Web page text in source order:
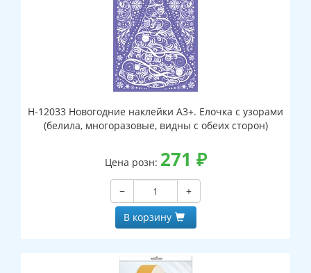
Н-12033 Новогодние наклейки А3+. Елочка с узорами
(белила, многоразовые, видны с обеих сторон)
Цена розн: 271 ₽
−
+
В корзину